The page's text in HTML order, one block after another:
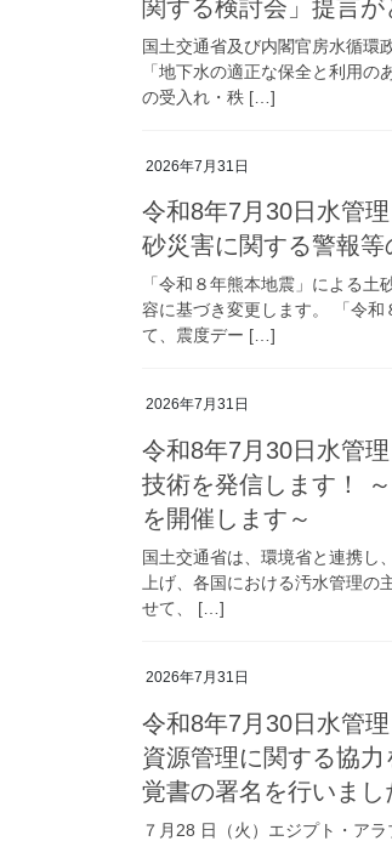
関する検討会」提言
国土交通省及び内閣官房水循環
「地下水の適正な保全と利用
の受入れ・秩 […]
2026年7月31日
令和8年7月30日水管
砂災害に関する警報等
「令和８年熊本地震」による
容に基づき変更します。 「令
て、震度デー […]
2026年7月31日
令和8年7月30日水管
技術を発信します！
を開催します～
国土交通省は、環境省と連携し
上げ、各国における汚水管理
せて、 […]
2026年7月31日
令和8年7月30日水管
資源管理に関する協
覚書の署名を行いまし
７月28 日（火）エジプト・ア